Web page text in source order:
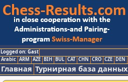
Logged on: Gast
Arabic ARM AZE BIH BUL CAT CHN CRO CZE DEN
Главная Турнирная база данных